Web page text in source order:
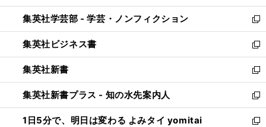
開
く
ウ
で
開
く
ン
ド
ウ
で
開
く
ウ
ィ
ン
ド
ウ
で
開
く
集英社学芸部 - 学芸・ノンフィクション
新
し
い
ウ
ィ
ン
ド
ウ
で
集英社ビジネス書
新
し
い
ウ
ィ
ン
ド
集英社新書
新
し
い
ウ
ィ
集英社新書プラス - 知の水先案内人
新
し
い
1日5分で、明日は変わる よみタイ yomitai
新